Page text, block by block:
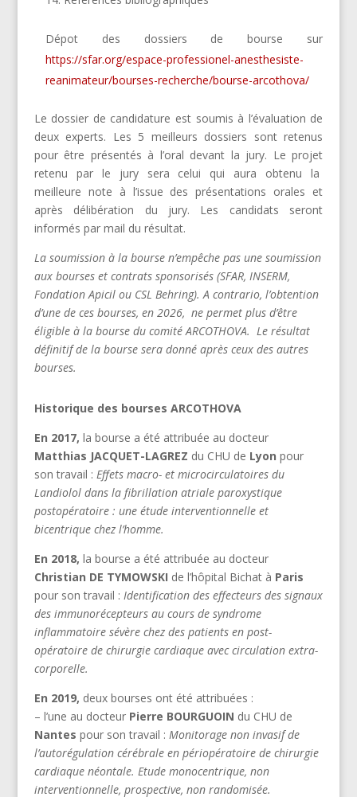
Dépot des dossiers de bourse sur
https://sfar.org/espace-professionel-anesthesiste-
reanimateur/bourses-recherche/bourse-arcothova/
Le dossier de candidature est soumis à l’évaluation de
deux experts. Les 5 meilleurs dossiers sont retenus
pour être présentés à l’oral devant la jury. Le projet
retenu par le jury sera celui qui aura obtenu la
meilleure note à l’issue des présentations orales et
après délibération du jury. Les candidats seront
informés par mail du résultat.
La soumission à la bourse n’empêche pas une soumission
aux bourses et contrats sponsorisés (SFAR, INSERM,
Fondation Apicil ou CSL Behring). A contrario, l’obtention
d’une de ces bourses, en 2026, ne permet plus d’être
éligible à la bourse du comité ARCOTHOVA. Le résultat
définitif de la bourse sera donné après ceux des autres
bourses.
Historique des bourses ARCOTHOVA
En 2017, la bourse a été attribuée au docteur
Matthias JACQUET-LAGREZ du CHU de Lyon pour
son travail : Effets macro- et microcirculatoires du
Landiolol dans la fibrillation atriale paroxystique
postopératoire : une étude interventionnelle et
bicentrique chez l’homme.
En 2018, la bourse a été attribuée au docteur
Christian DE TYMOWSKI de l’hôpital Bichat à Paris
pour son travail : Identification des effecteurs des signaux
des immunorécepteurs au cours de syndrome
inflammatoire sévère chez des patients en post-
opératoire de chirurgie cardiaque avec circulation extra-
corporelle.
En 2019, deux bourses ont été attribuées :
– l’une au docteur Pierre BOURGUOIN du CHU de
Nantes pour son travail : Monitorage non invasif de
l’autorégulation cérébrale en périopératoire de chirurgie
cardiaque néontale. Etude monocentrique, non
interventionnelle, prospective, non randomisée.